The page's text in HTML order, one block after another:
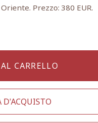
Prezzo: 380 EUR.
CARRELLO
D'ACQUISTO